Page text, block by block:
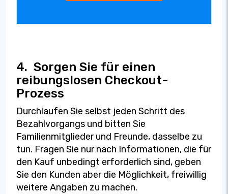
4. Sorgen Sie für einen
reibungslosen Checkout-
Prozess
Durchlaufen Sie selbst jeden Schritt des
Bezahlvorgangs und bitten Sie
Familienmitglieder und Freunde, dasselbe zu
tun. Fragen Sie nur nach Informationen, die für
den Kauf unbedingt erforderlich sind, geben
Sie den Kunden aber die Möglichkeit, freiwillig
weitere Angaben zu machen.